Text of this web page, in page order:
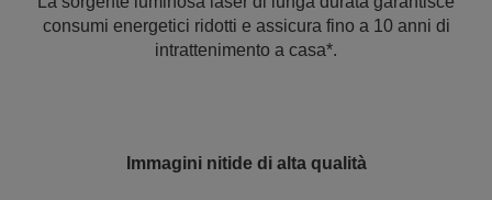
consumi energetici ridotti e assicura fino a 10 anni di
intrattenimento a casa*.
Immagini nitide di alta qualità